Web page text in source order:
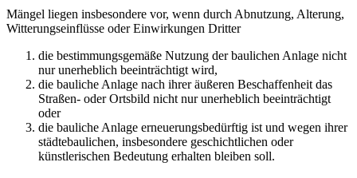
Mängel liegen insbesondere vor, wenn durch Abnutzung, Alterung,
Witterungseinflüsse oder Einwirkungen Dritter
die bestimmungsgemäße Nutzung der baulichen Anlage nicht
nur unerheblich beeinträchtigt wird,
die bauliche Anlage nach ihrer äußeren Beschaffenheit das
Straßen- oder Ortsbild nicht nur unerheblich beeinträchtigt
oder
die bauliche Anlage erneuerungsbedürftig ist und wegen ihrer
städtebaulichen, insbesondere geschichtlichen oder
künstlerischen Bedeutung erhalten bleiben soll.